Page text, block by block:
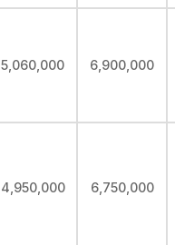
5,060,000 6,900,000
4,950,000 6,750,000